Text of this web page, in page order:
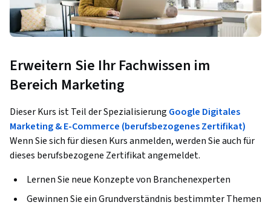
Erweitern Sie Ihr Fachwissen im
Bereich Marketing
Dieser Kurs ist Teil der Spezialisierung Google Digitales
Marketing & E-Commerce (berufsbezogenes Zertifikat)
Wenn Sie sich für diesen Kurs anmelden, werden Sie auch für
dieses berufsbezogene Zertifikat angemeldet.
Lernen Sie neue Konzepte von Branchenexperten
Gewinnen Sie ein Grundverständnis bestimmter Themen